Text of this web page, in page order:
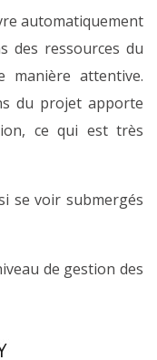
automatiquement
des ressources du
manière attentive.
du projet apporte
ce qui est très
se voir submergés
de gestion des